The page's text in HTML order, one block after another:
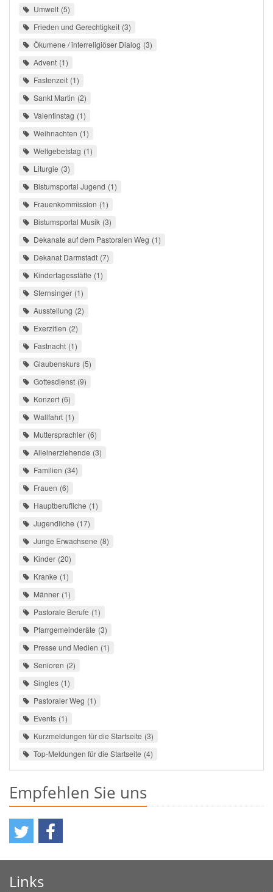
Umwelt 5
Frieden und Gerechtigkeit 3
Ökumene / interreligiöser Dialog 3
Advent 1
Fastenzeit 1
Sankt Martin 2
Valentinstag 1
Weihnachten 1
Weltgebetstag 1
Liturgie 3
Bistumsportal Jugend 1
Frauenkommission 1
Bistumsportal Musik 3
Dekanate auf dem Pastoralen Weg 1
Dekanat Darmstadt 7
Kindertagesstätte 1
Sternsinger 1
Ausstellung 2
Exerzitien 2
Fastnacht 1
Glaubenskurs 5
Gottesdienst 9
Konzert 6
Wallfahrt 1
Muttersprachler 6
Alleinerziehende 3
Familien 34
Frauen 6
Hauptberufliche 1
Jugendliche 17
Junge Erwachsene 8
Kinder 20
Kranke 1
Männer 1
Pastorale Berufe 1
Pfarrgemeinderäte 3
Presse und Medien 1
Senioren 2
Singles 1
Pastoraler Weg 1
Events 1
Kurzmeldungen für die Startseite 3
Top-Meldungen für die Startseite 4
Empfehlen Sie uns
Links